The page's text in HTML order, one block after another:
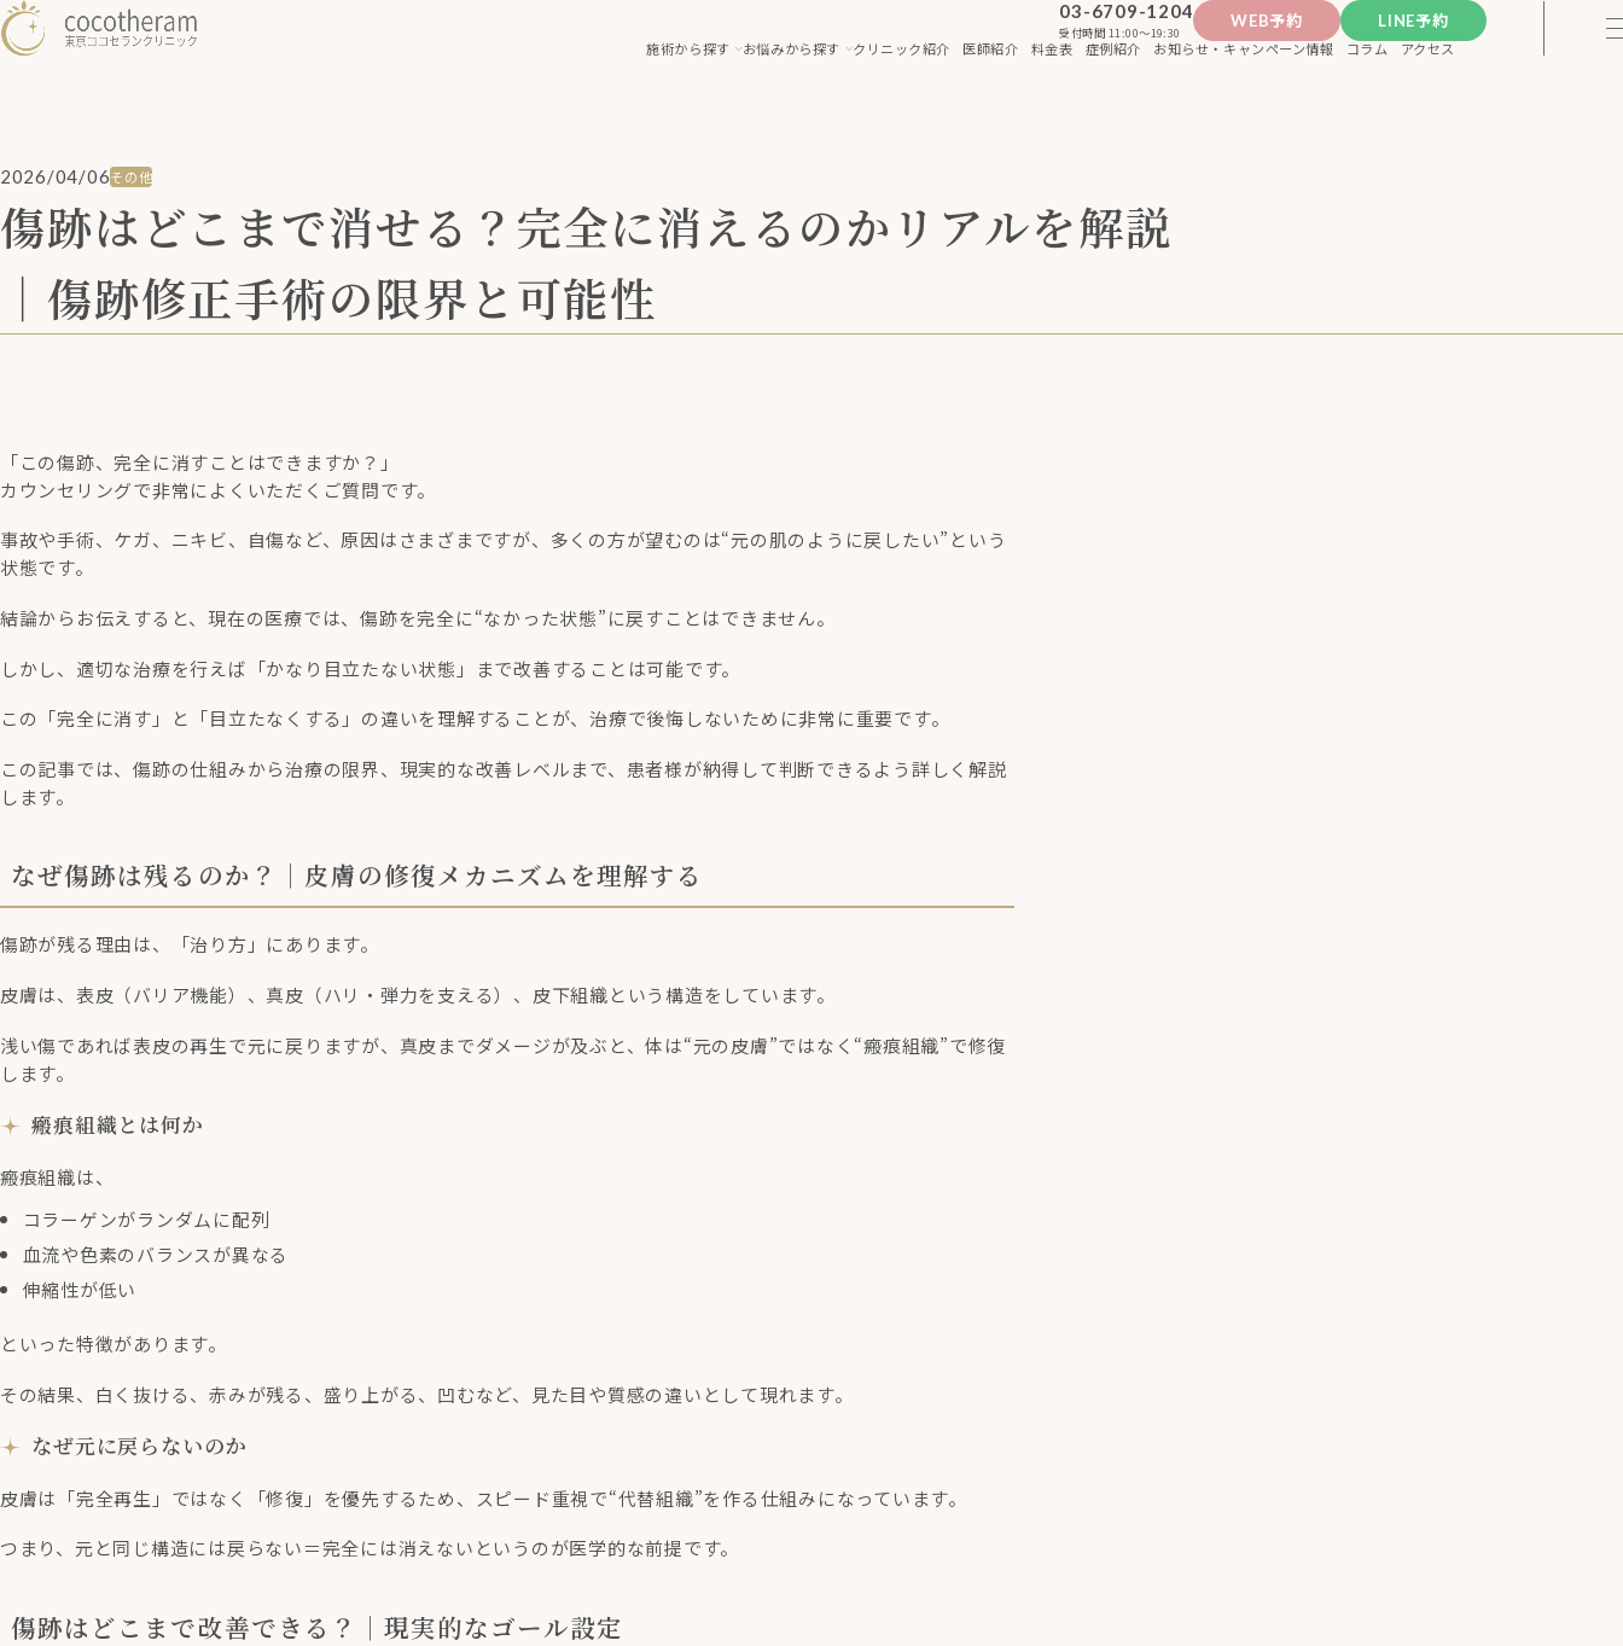
03-6709-1204
受付時間 11:00〜19:30
WEB予約
LINE予約
施術から探す
お悩みから探す クリニック紹介 医師紹介 料金表 症例紹介 お知らせ・キャンペーン情報 コラム アクセス
2026/04/06その他
傷跡はどこまで消せる？完全に消えるのかリアルを解説
｜傷跡修正手術の限界と可能性
「この傷跡、完全に消すことはできますか？」
カウンセリングで非常によくいただくご質問です。
事故や手術、ケガ、ニキビ、自傷など、原因はさまざまですが、多くの方が望むのは“元の肌のように戻したい”という
状態です。
結論からお伝えすると、現在の医療では、傷跡を完全に“なかった状態”に戻すことはできません。
しかし、適切な治療を行えば「かなり目立たない状態」まで改善することは可能です。
この「完全に消す」と「目立たなくする」の違いを理解することが、治療で後悔しないために非常に重要です。
この記事では、傷跡の仕組みから治療の限界、現実的な改善レベルまで、患者様が納得して判断できるよう詳しく解説
します。
なぜ傷跡は残るのか？｜皮膚の修復メカニズムを理解する
傷跡が残る理由は、「治り方」にあります。
皮膚は、表皮（バリア機能）、真皮（ハリ・弾力を支える）、皮下組織という構造をしています。
浅い傷であれば表皮の再生で元に戻りますが、真皮までダメージが及ぶと、体は“元の皮膚”ではなく“瘢痕組織”で修復
します。
瘢痕組織とは何か
瘢痕組織は、
コラーゲンがランダムに配列
血流や色素のバランスが異なる
伸縮性が低い
といった特徴があります。
その結果、白く抜ける、赤みが残る、盛り上がる、凹むなど、見た目や質感の違いとして現れます。
なぜ元に戻らないのか
皮膚は「完全再生」ではなく「修復」を優先するため、スピード重視で“代替組織”を作る仕組みになっています。
つまり、元と同じ構造には戻らない＝完全には消えないというのが医学的な前提です。
傷跡はどこまで改善できる？｜現実的なゴール設定